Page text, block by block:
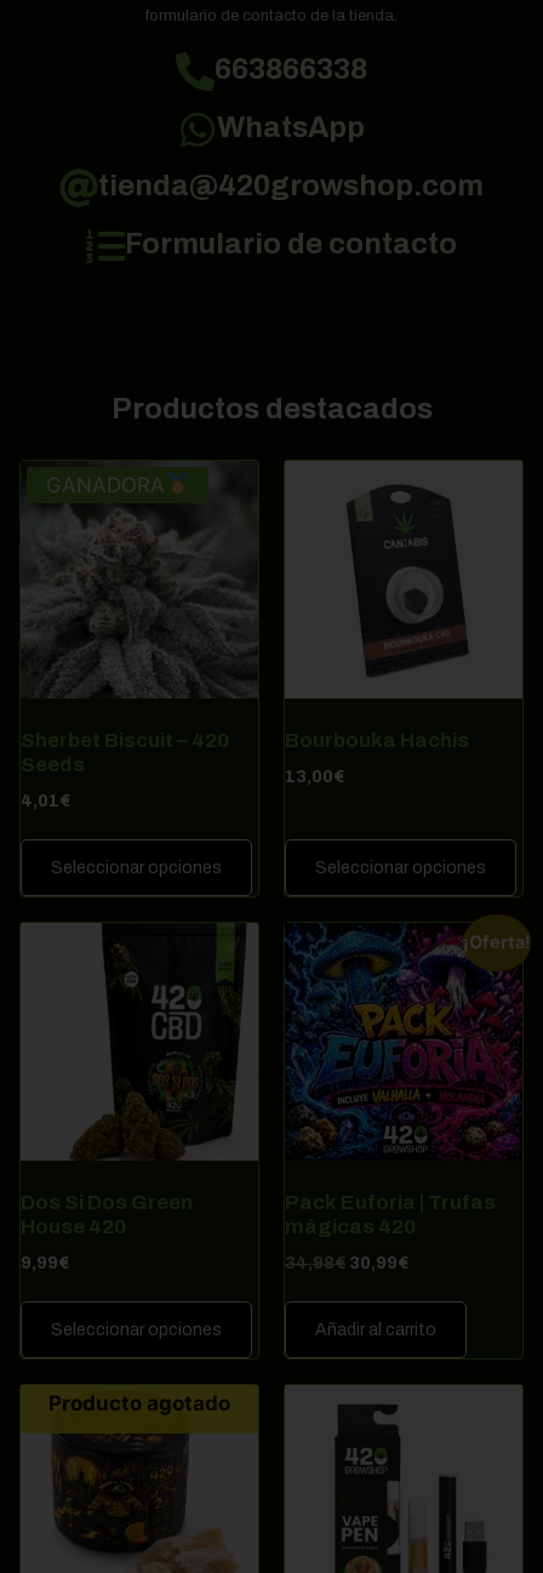
formulario de contacto de la tienda.
663866338
WhatsApp
tienda@420growshop.com
Formulario de contacto
Productos destacados
Sherbet Biscuit – 420
Seeds
4,01€
Seleccionar opciones
GANADORA
Bourbouka Hachis
13,00€
Seleccionar opciones
Dos Si Dos Green
House 420
9,99€
Seleccionar opciones
¡Oferta!
Pack Euforia | Trufas
mágicas 420
34,98€ 30,99€
Añadir al carrito
Producto agotado